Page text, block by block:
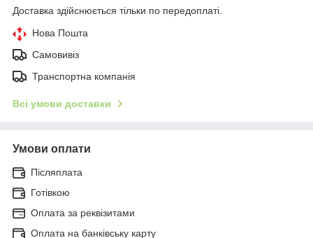
Доставка здійснюється тільки по передоплаті.
Нова Пошта
Самовивіз
Транспортна компанія
Всі умови доставки
Умови оплати
Післяплата
Готівкою
Оплата за реквізитами
Оплата на банківську карту